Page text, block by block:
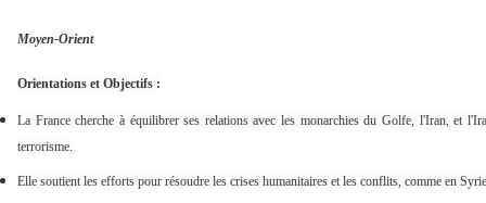
Moyen-Orient
Orientations et Objectifs :
La France cherche à équilibrer ses relations avec les monarchies du Golfe, l'Iran, et
terrorisme.
Elle soutient les efforts pour résoudre les crises humanitaires et les conflits, comme en